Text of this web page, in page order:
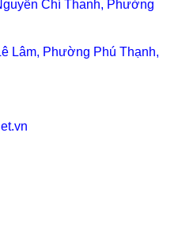
Chí Thanh, Phường
Lâm, Phường Phú Thạnh,